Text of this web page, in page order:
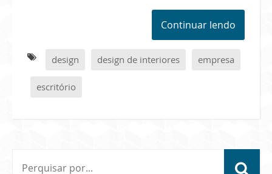
Continuar lendo
design design de interiores empresa
escritório